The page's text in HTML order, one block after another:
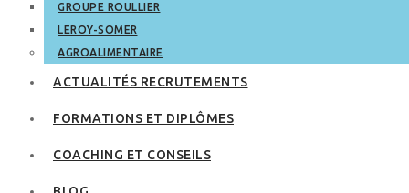
GROUPE ROULLIER
LEROY-SOMER
AGROALIMENTAIRE
ACTUALITÉS RECRUTEMENTS
FORMATIONS ET DIPLÔMES
COACHING ET CONSEILS